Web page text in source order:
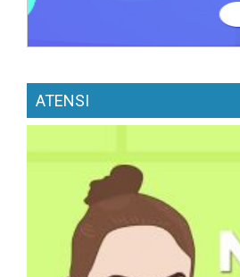
ATENSI